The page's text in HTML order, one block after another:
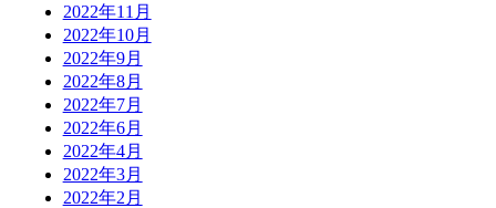
2022年11月
2022年10月
2022年9月
2022年8月
2022年7月
2022年6月
2022年4月
2022年3月
2022年2月